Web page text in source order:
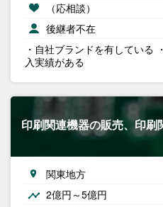
（応相談）
後継者不在
・自社ブランドを有している
入実績がある
印刷関連機器の販売、印刷
関東地方
2億円～5億円